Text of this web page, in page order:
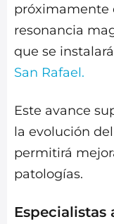
próximamente
resonancia
que se
San Rafael.
Este avance
la evolución
permitirá
patologías.
Especialistas